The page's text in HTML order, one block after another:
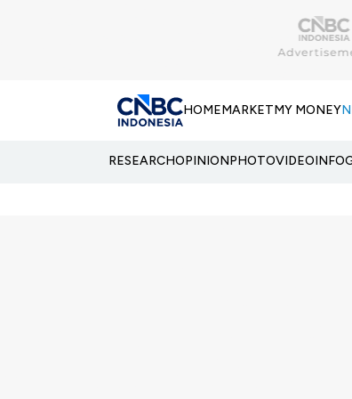
HOMEMARKETMY MONEY
RESEARCHOPINIONPHOTOVIDEO